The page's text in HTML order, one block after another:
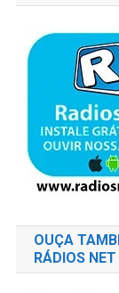
OUÇA
RÁDIOS NET